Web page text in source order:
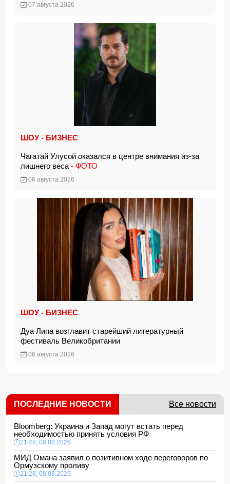
07 августа 2026
ШОУ - БИЗНЕС
Чагатай Улусой оказался в центре внимания из-за
лишнего веса - ФОТО
06 августа 2026
ШОУ - БИЗНЕС
Дуа Липа возглавит старейший литературный
фестиваль Великобритании
06 августа 2026
ПОСЛЕДНИЕ НОВОСТИ Все новости
Bloomberg: Украина и Запад могут встать перед
необходимостью принять условия РФ
21:48, 08.08.2026
МИД Омана заявил о позитивном ходе переговоров по
Ормузскому проливу
21:28, 08.08.2026